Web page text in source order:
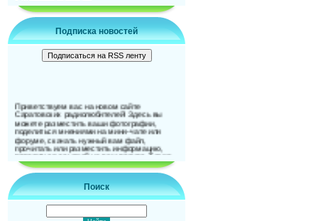
Подписка новостей
Приветствуем вас на новом сайте
Саратовских радиолюбителей! Здесь вы
можете разместить ваши фотографии,
поделиться мнениями на мини-чате или
форуме, скачать нужный вам файл,
прочитать или разместить информацию,
поделиться ссылкой на ваш ресурс. Также
можно и подписаться на новости сайта. До
встречи на страницах сайта!
Поиск